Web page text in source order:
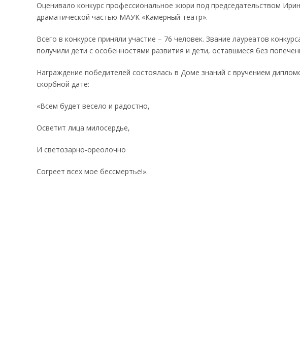
Оценивало конкурс профессиональное жюри под председательством
драматической частью МАУК «Камерный театр».
Всего в конкурсе приняли участие – 76 человек. Звание лауреатов
получили дети с особенностями развития и дети, оставшиеся без
Награждение победителей состоялась в Доме знаний с вручением
скорбной дате:
«Всем будет весело и радостно,
Осветит лица милосердье,
И светозарно-ореолочно
Согреет всех мое бессмертье!».